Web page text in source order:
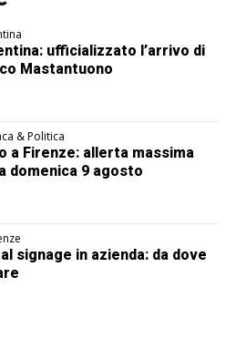
ufficializzato l’arrivo di
Mastantuono
& Politica
a Firenze: allerta massima
domenica 9 agosto
signage in azienda: da dove